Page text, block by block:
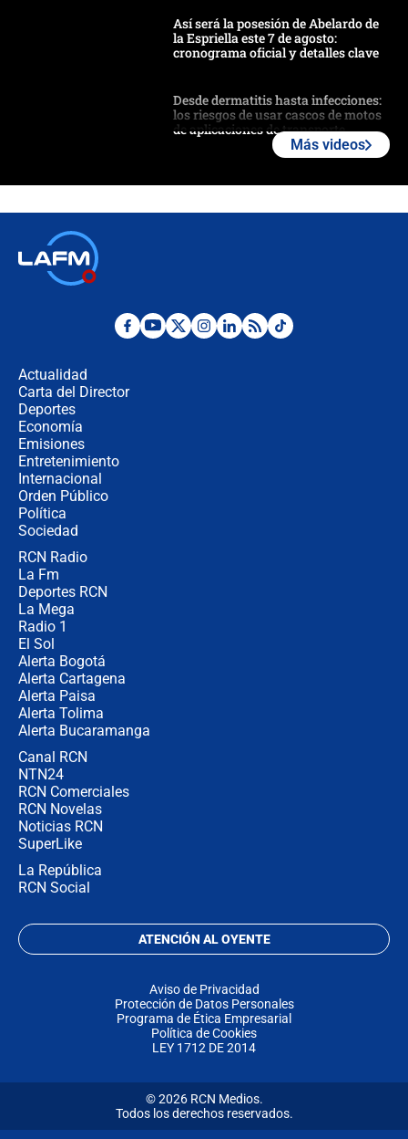
Así será la posesión de Abelardo de
la Espriella este 7 de agosto:
cronograma oficial y detalles clave
Desde dermatitis hasta infecciones:
los riesgos de usar cascos de motos
de aplicaciones de transporte
Posesión de Abelardo De La Espriella
Más videos
Actualidad
Carta del Director
Deportes
Economía
Emisiones
Entretenimiento
Internacional
Orden Público
Política
Sociedad
RCN Radio
La Fm
Deportes RCN
La Mega
Radio 1
El Sol
Alerta Bogotá
Alerta Cartagena
Alerta Paisa
Alerta Tolima
Alerta Bucaramanga
Canal RCN
NTN24
RCN Comerciales
RCN Novelas
Noticias RCN
SuperLike
La República
RCN Social
ATENCIÓN AL OYENTE
Aviso de Privacidad
Protección de Datos Personales
Programa de Ética Empresarial
Política de Cookies
LEY 1712 DE 2014
© 2026 RCN Medios.
Todos los derechos reservados.